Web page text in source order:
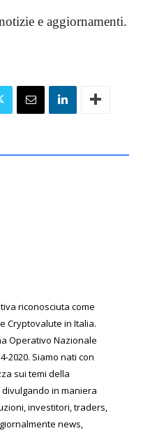
e aggiornamenti.
riconosciuta come
Cryptovalute in Italia.
Operativo Nazionale
2020. Siamo nati con
sui temi della
in maniera
investitori, traders,
news,